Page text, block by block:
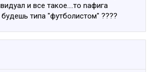
и все такое....то nафига
типа "футболистом" ????